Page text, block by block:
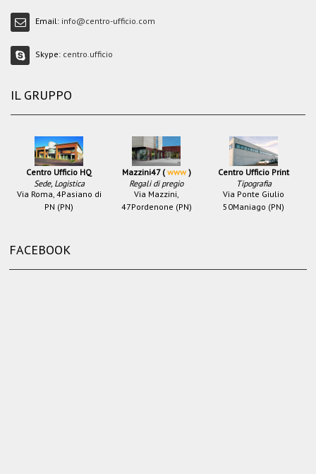
Email: info@centro-ufficio.com
Skype: centro.ufficio
IL GRUPPO
Centro Ufficio HQ
Sede, Logistica
Via Roma, 4Pasiano di
PN (PN)
Mazzini47 (www)
Regali di pregio
Via Mazzini,
47Pordenone (PN)
Centro Ufficio Print
Tipografia
Via Ponte Giulio
50Maniago (PN)
FACEBOOK